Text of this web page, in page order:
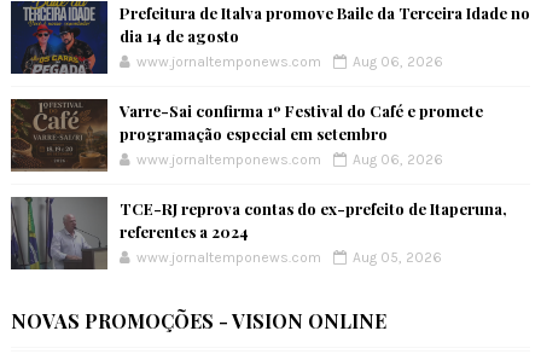
Prefeitura de Italva promove Baile da Terceira Idade no
dia 14 de agosto
www.jornaltemponews.com Aug 06, 2026
Varre-Sai confirma 1º Festival do Café e promete
programação especial em setembro
www.jornaltemponews.com Aug 06, 2026
TCE-RJ reprova contas do ex-prefeito de Itaperuna,
referentes a 2024
www.jornaltemponews.com Aug 05, 2026
NOVAS PROMOÇÕES - VISION ONLINE